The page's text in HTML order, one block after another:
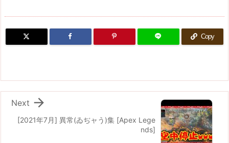
Copy
[2021年7月] 異常(ゐぢャう)集 [Apex Lege
nds]

Next